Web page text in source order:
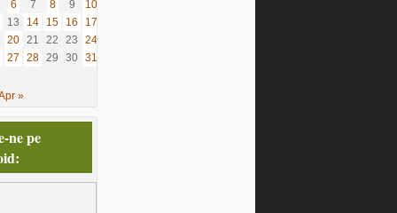
6
7 8 9
10
13
14 15 16
17
20 21 22 23
24
27
28 29 30 31
»
ne pe